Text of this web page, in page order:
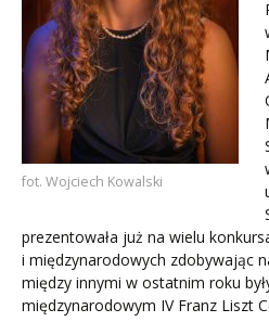
fot. Wojciech Kowalski
prezentowała już na wielu
i międzynarodowych zdobywając
między innymi w ostatnim roku
międzynarodowym IV Franz Liszt